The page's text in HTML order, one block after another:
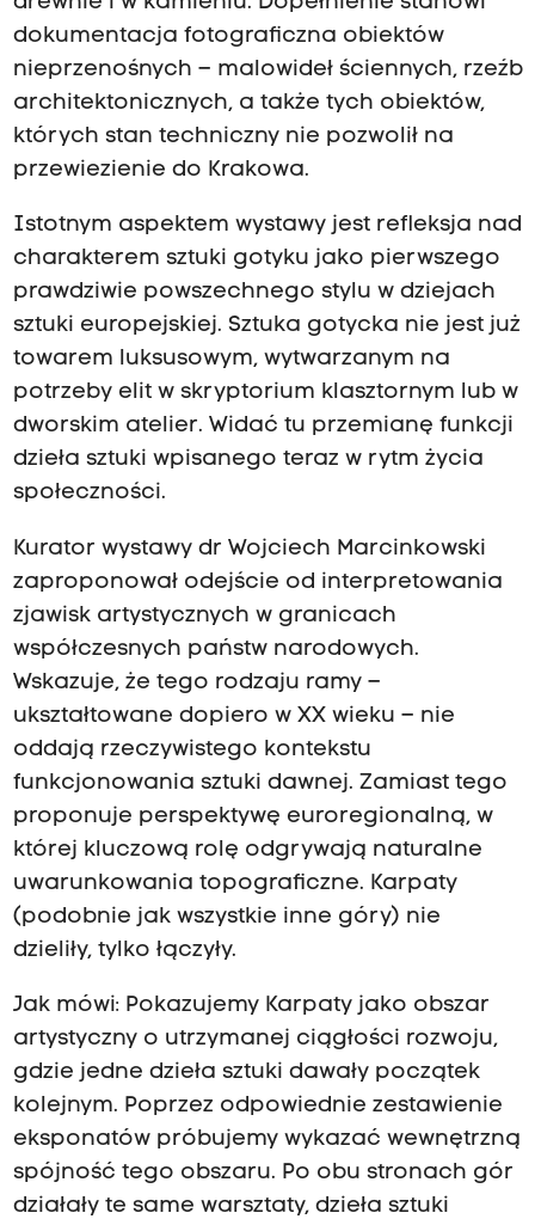
dokumentacja fotograficzna obiektów
nieprzenośnych – malowideł ściennych, rzeźb
architektonicznych, a także tych obiektów,
których stan techniczny nie pozwolił na
przewiezienie do Krakowa.
Istotnym aspektem wystawy jest refleksja nad
charakterem sztuki gotyku jako pierwszego
prawdziwie powszechnego stylu w dziejach
sztuki europejskiej. Sztuka gotycka nie jest już
towarem luksusowym, wytwarzanym na
potrzeby elit w skryptorium klasztornym lub w
dworskim atelier. Widać tu przemianę funkcji
dzieła sztuki wpisanego teraz w rytm życia
społeczności.
Kurator wystawy dr Wojciech Marcinkowski
zaproponował odejście od interpretowania
zjawisk artystycznych w granicach
współczesnych państw narodowych.
Wskazuje, że tego rodzaju ramy –
ukształtowane dopiero w XX wieku – nie
oddają rzeczywistego kontekstu
funkcjonowania sztuki dawnej. Zamiast tego
proponuje perspektywę euroregionalną, w
której kluczową rolę odgrywają naturalne
uwarunkowania topograficzne. Karpaty
(podobnie jak wszystkie inne góry) nie
dzieliły, tylko łączyły.
Jak mówi: Pokazujemy Karpaty jako obszar
artystyczny o utrzymanej ciągłości rozwoju,
gdzie jedne dzieła sztuki dawały początek
kolejnym. Poprzez odpowiednie zestawienie
eksponatów próbujemy wykazać wewnętrzną
spójność tego obszaru. Po obu stronach gór
działały te same warsztaty, dzieła sztuki